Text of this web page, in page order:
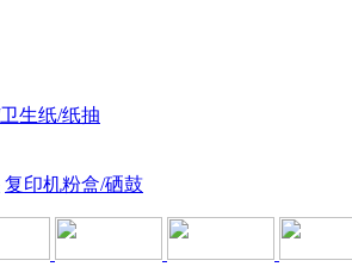
生纸/纸抽
复印机粉盒/硒鼓